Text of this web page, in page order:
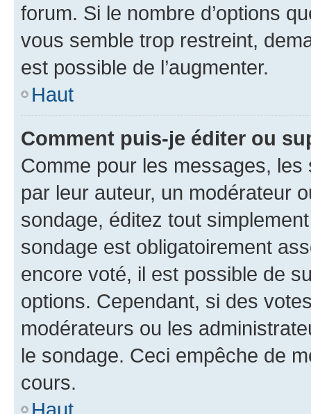
forum. Si le nombre d’options
vous semble trop restreint,
est possible de l’augmenter.
Haut
Comment puis-je éditer ou
Comme pour les messages,
par leur auteur, un modérateur
sondage, éditez tout
sondage est obligatoirement
encore voté, il est possible de
options. Cependant, si des
modérateurs ou les
le sondage. Ceci empêche de
cours.
Haut